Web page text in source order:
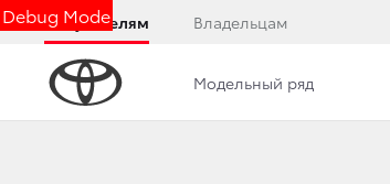
Debug Mode
Покупателям Владельцам
Модельный ряд